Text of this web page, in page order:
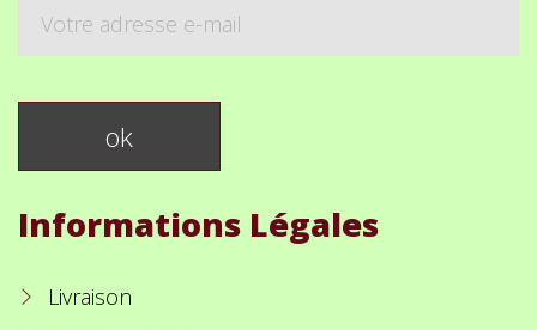
Informations Légales
Livraison